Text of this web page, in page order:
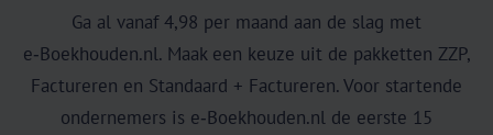
Ga al vanaf 4,98 per maand aan de slag met
e‑Boekhouden.nl. Maak een keuze uit de pakketten ZZP,
Factureren en Standaard + Factureren. Voor startende
ondernemers is e‑Boekhouden.nl de eerste 15